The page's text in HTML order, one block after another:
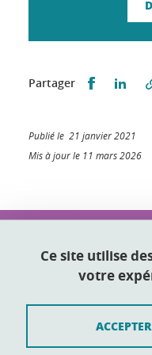
Partager Partager
Publié le 21 janvier 2021
Mis à jour le 11 mars 2026
2 place Doyen Gosse
Ce site utilise
votre